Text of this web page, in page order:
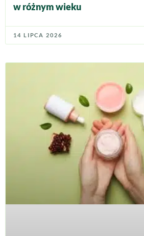
w różnym wieku
14 LIPCA 2026